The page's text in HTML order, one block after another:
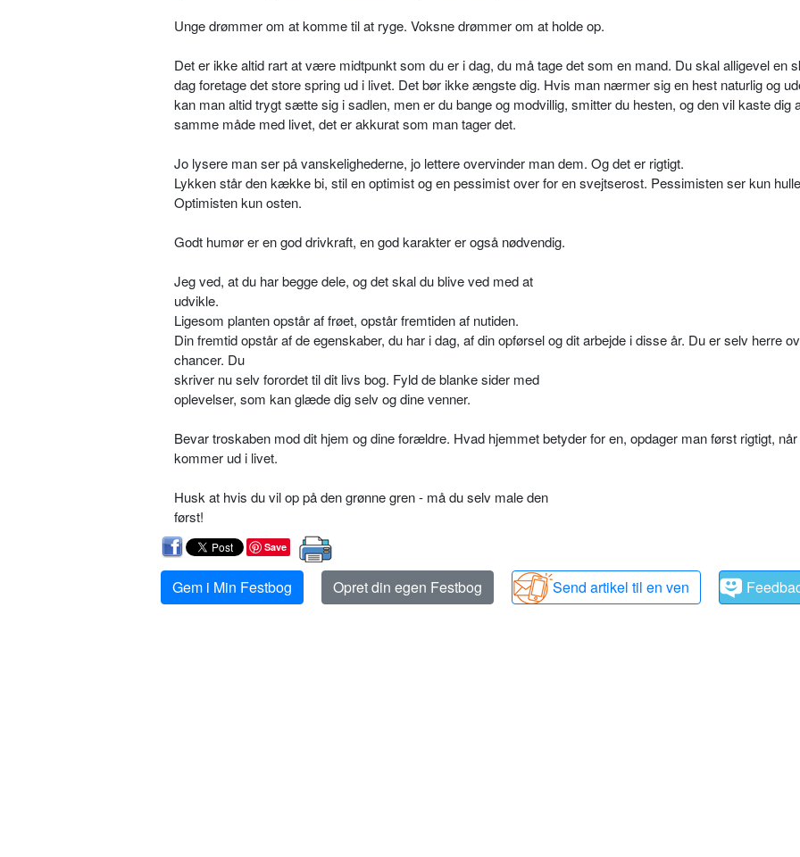
Unge drømmer om at komme til at ryge. Voksne drømmer om at holde op.
Det er ikke altid rart at være midtpunkt som du er i dag, du må tage det som en mand. Du skal alligevel en
dag foretage det store spring ud i livet. Det bør ikke ængste dig. Hvis man nærmer sig en hest naturlig og
kan man altid trygt sætte sig i sadlen, men er du bange og modvillig, smitter du hesten, og den vil kaste dig
samme måde med livet, det er akkurat som man tager det.
Jo lysere man ser på vanskelighederne, jo lettere overvinder man dem. Og det er rigtigt.
Lykken står den kække bi, stil en optimist og en pessimist over for en svejtserost. Pessimisten ser kun
Optimisten kun osten.
Godt humør er en god drivkraft, en god karakter er også nødvendig.
Jeg ved, at du har begge dele, og det skal du blive ved med at
udvikle.
Ligesom planten opstår af frøet, opstår fremtiden af nutiden.
Din fremtid opstår af de egenskaber, du har i dag, af din opførsel og dit arbejde i disse år. Du er selv herre
chancer. Du
skriver nu selv forordet til dit livs bog. Fyld de blanke sider med
oplevelser, som kan glæde dig selv og dine venner.
Bevar troskaben mod dit hjem og dine forældre. Hvad hjemmet betyder for en, opdager man først rigtigt,
kommer ud i livet.
Husk at hvis du vil op på den grønne gren - må du selv male den
først!
Save
Gem i Min Festbog Opret din egen Festbog Send artikel til en ven